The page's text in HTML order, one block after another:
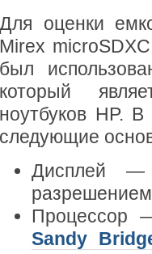
Для оценки
Mirex
был
который
ноутбуков HP.
следующие
Дисплей —
Процессор
Sandy